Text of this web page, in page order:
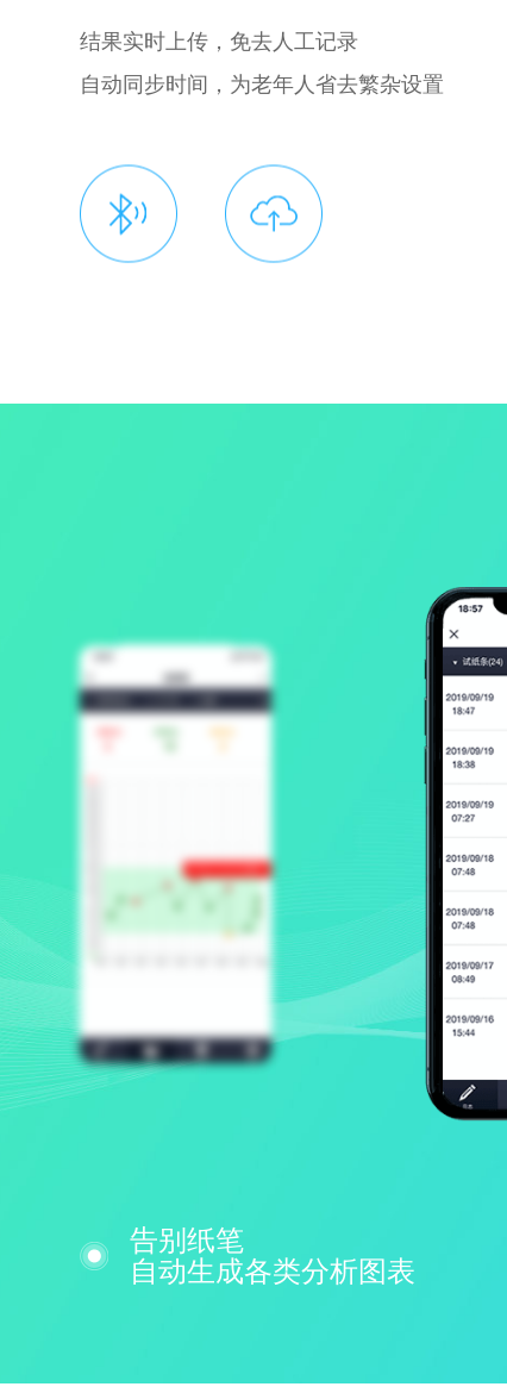
结果实时上传，免去人工记录
自动同步时间，为老年人省去繁杂设置
告别纸笔
自动生成各类分析图表